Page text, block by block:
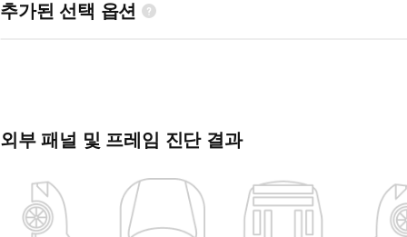
추가된 선택 옵션
외부 패널 및 프레임 진단 결과